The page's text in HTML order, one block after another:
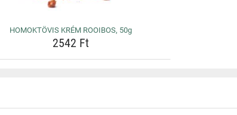
HOMOKTÖVIS KRÉM ROOIBOS, 50g
2542 Ft